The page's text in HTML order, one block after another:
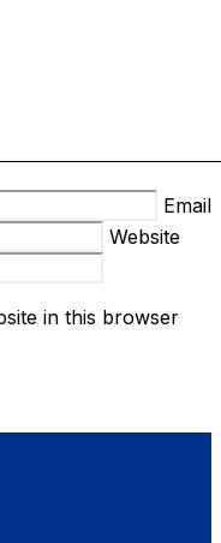
Email
Website
in this browser